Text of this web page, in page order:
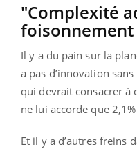
"Complexité
foisonnement
Il y a du pain sur la
a pas d’innovation
qui devrait consacrer à
ne lui accorde que
Et il y a d’autres freins